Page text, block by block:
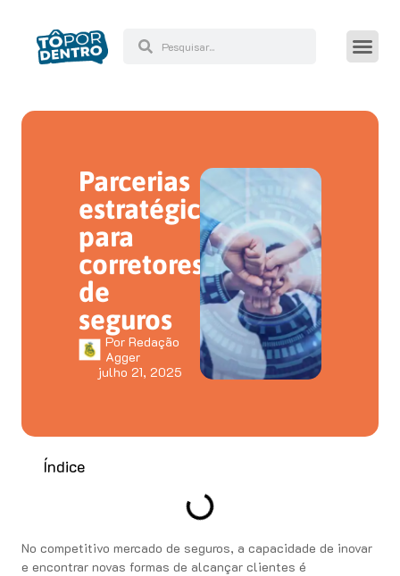
Parcerias
estratégicas
para
corretores
de
seguros
Por Redação
Agger
julho 21, 2025
Índice
No competitivo mercado de seguros, a capacidade de inovar
e encontrar novas formas de alcançar clientes é